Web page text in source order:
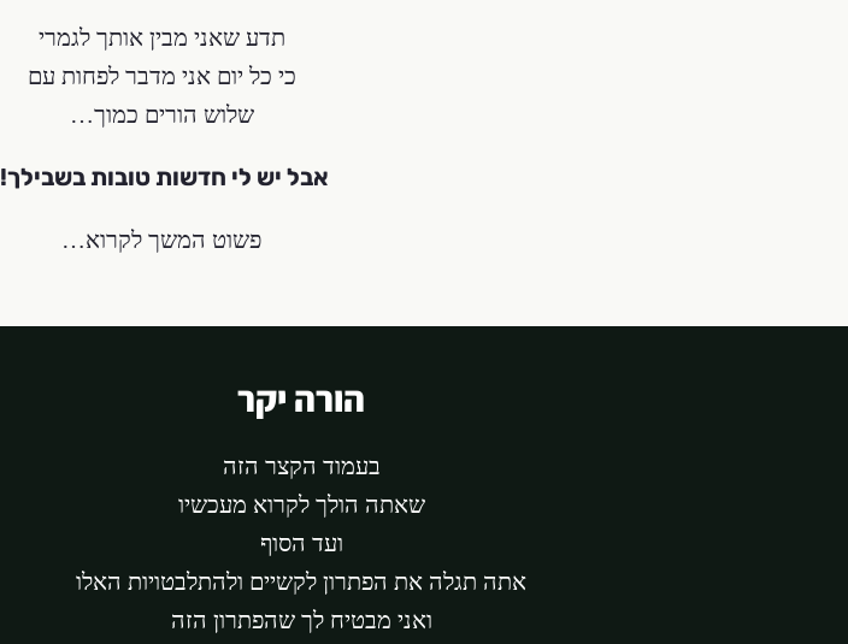
תדע שאני מבין אותך לגמרי
כי כל יום אני מדבר לפחות עם
שלוש הורים כמוך…
אבל יש לי חדשות טובות בשבילך!
פשוט המשך לקרוא…
הורה יקר
בעמוד הקצר הזה
שאתה הולך לקרוא מעכשיו
ועד הסוף
אתה תגלה את הפתרון לקשיים ולהתלבטויות האלו
ואני מבטיח לך שהפתרון הזה